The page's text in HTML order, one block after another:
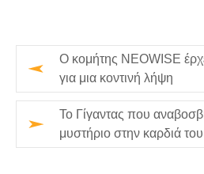
Ο κομήτης NEOWISE
για μια κοντινή λήψη
Το Γίγαντας που
μυστήριο στην καρδιά